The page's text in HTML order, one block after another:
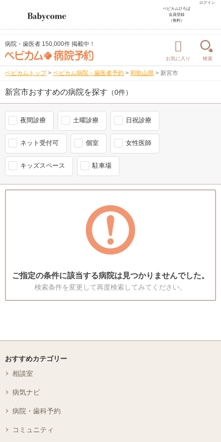
ログイン
ベビカムひろば
会員登録
（無料）
病院・歯医者 150,000件 掲載中！
お気に入り 検索
ベビカムトップ > ベビカム病院・歯医者予約 > 和歌山県 > 新宮市
新宮市おすすめの病院を探す （0件）
夜間診療 土曜診療 日祝診療
ネット受付可 個室 女性医師
キッズスペース 駐車場
ご指定の条件に該当する病院は見つかりませんでした。
検索条件を変更して再度検索してみてください。
おすすめカテゴリー
相談室
病気ナビ
病院・歯科予約
コミュニティ